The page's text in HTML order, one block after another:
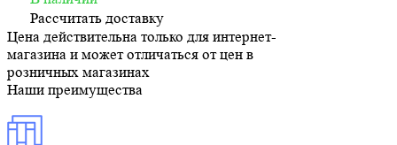
Рассчитать доставку
Цена действительна только для интернет-
магазина и может отличаться от цен в
розничных магазинах
Наши преимущества